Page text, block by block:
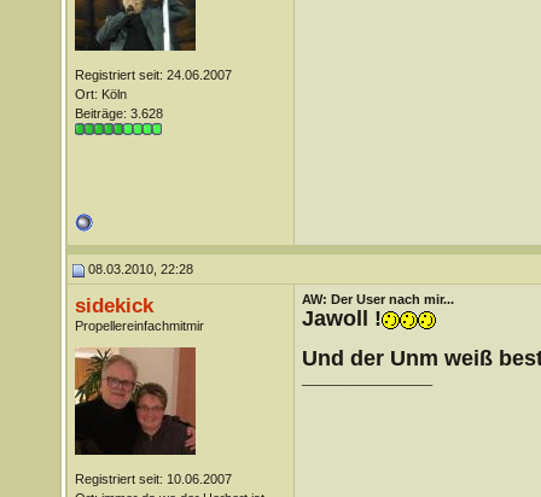
Registriert seit: 24.06.2007
Ort: Köln
Beiträge: 3.628
08.03.2010, 22:28
sidekick
Propellereinfachmitmir
Registriert seit: 10.06.2007
AW: Der User nach mir...
Jawoll !
Und der Unm weiß